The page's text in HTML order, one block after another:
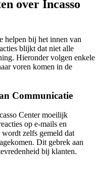
over Incasso
helpen bij het innen van
blijkt dat niet alle
Hieronder volgen enkele
voren komen in de
Communicatie
Center moeilijk
op e-mails en
zelfs gemeld dat
Dit gebrek aan
bij klanten.